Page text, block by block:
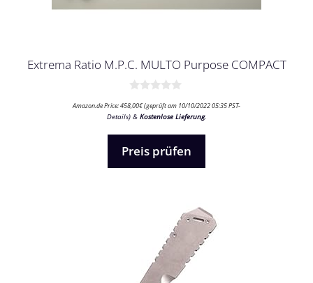
Extrema Ratio M.P.C. MULTO Purpose COMPACT
v
o
Amazon.de Price:458,00€(geprüft am 10/10/2022 05:35 PST-
Details) & Kostenlose Lieferung.
Preis prüfen